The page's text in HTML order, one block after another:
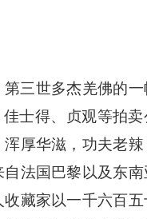
三世多杰羌佛的一
士得、贞观等拍卖
厚华滋，功夫老辣
法国巴黎以及东南
藏家以一千六百五